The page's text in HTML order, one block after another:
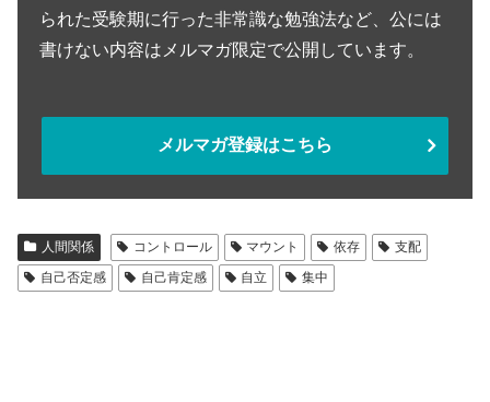
られた受験期に行った非常識な勉強法など、公には
書けない内容はメルマガ限定で公開しています。
メルマガ登録はこちら
人間関係 コントロール マウント 依存
支配
自己否定感
自己肯定感 自立 集中